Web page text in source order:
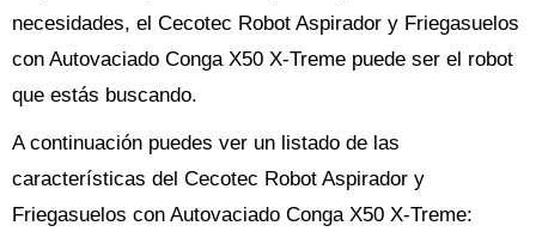
necesidades, el Cecotec Robot Aspirador y Friegasuelos
con Autovaciado Conga X50 X-Treme puede ser el robot
que estás buscando.
A continuación puedes ver un listado de las
características del Cecotec Robot Aspirador y
Friegasuelos con Autovaciado Conga X50 X-Treme: